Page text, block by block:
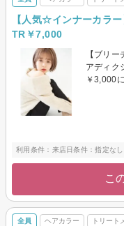
【人気☆インナーカラ
TR￥7,000
【ブリ
アディク
￥3,000
利用条件：来店日条件：指定な
こ
全員 ヘアカラー トリート